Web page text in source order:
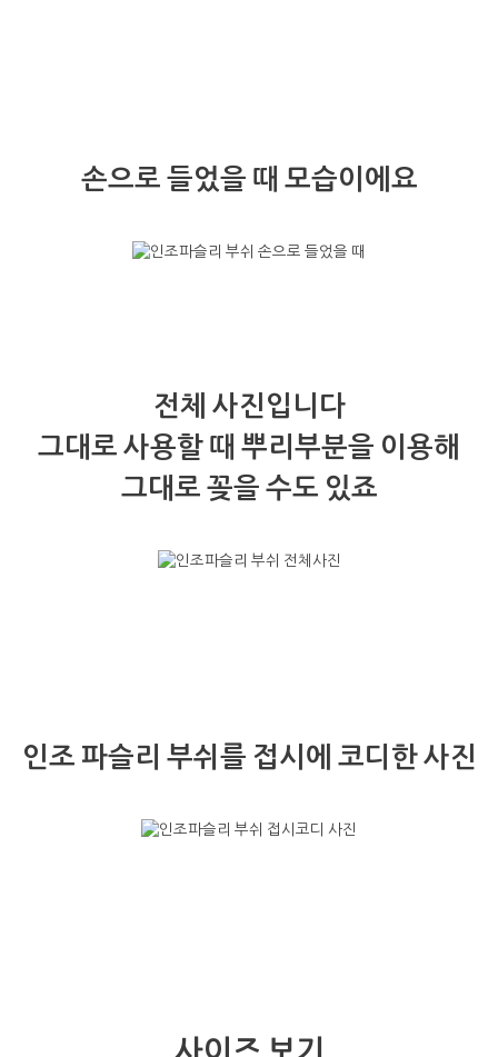
손으로 들었을 때 모습이에요
전체 사진입니다
그대로 사용할 때 뿌리부분을 이용해
그대로 꽂을 수도 있죠
인조 파슬리 부쉬를 접시에 코디한 사진